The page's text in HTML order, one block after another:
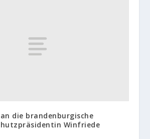
die brandenburgische
Winfriede